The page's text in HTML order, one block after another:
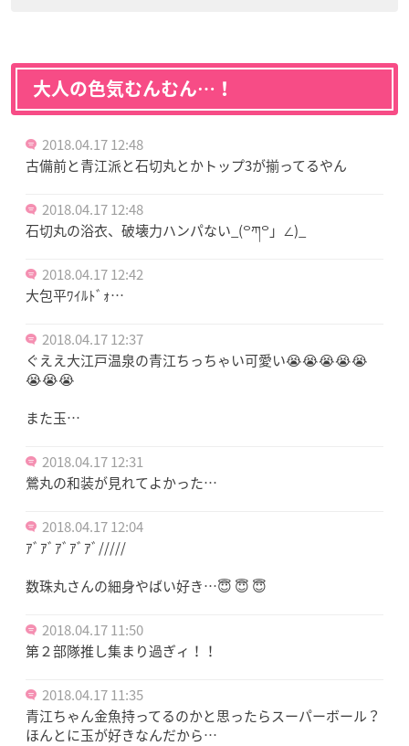
大人の色気むんむん…！
2018.04.17 12:48
古備前と青江派と石切丸とかトップ3が揃ってるやん
2018.04.17 12:48
石切丸の浴衣、破壊力ハンパない_(꒪ཀ꒪」∠)_
2018.04.17 12:42
大包平ﾜｲﾙﾄﾞｫ…
2018.04.17 12:37
ぐええ大江戸温泉の青江ちっちゃい可愛い😭😭😭😭😭
😭😭😭
また玉…
2018.04.17 12:31
鶯丸の和装が見れてよかった…
2018.04.17 12:04
ｱﾞｱﾞｱﾞｱﾞｱﾞ/////
数珠丸さんの細身やばい好き…😇 😇 😇
2018.04.17 11:50
第２部隊推し集まり過ぎィ！！
2018.04.17 11:35
青江ちゃん金魚持ってるのかと思ったらスーパーボール？
ほんとに玉が好きなんだから…